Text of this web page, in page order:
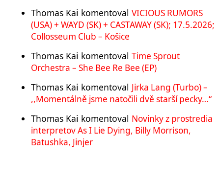
Thomas Kai komentoval VICIOUS RUMORS
(USA) + WAYD (SK) + CASTAWAY (SK); 17.5.2026;
Collosseum Club – Košice
Thomas Kai komentoval Time Sprout
Orchestra – She Bee Re Bee (EP)
Thomas Kai komentoval Jirka Lang (Turbo) –
,,Momentálně jsme natočili dvě starší pecky…“
Thomas Kai komentoval Novinky z prostredia
interpretov As I Lie Dying, Billy Morrison,
Batushka, Jinjer